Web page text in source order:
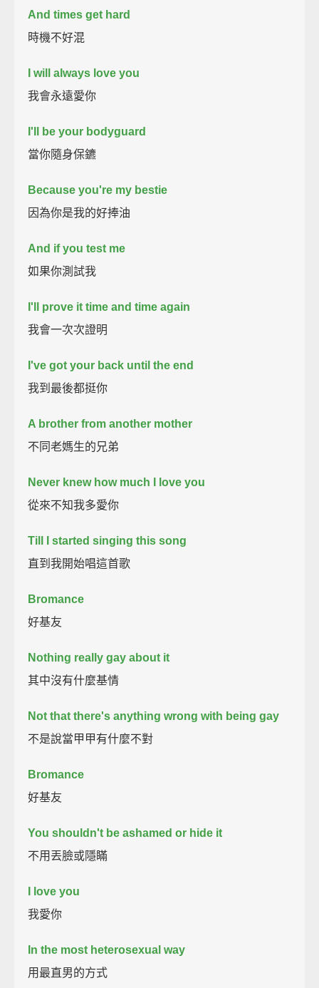
And times get hard
時機不好混
I will always love you
我會永遠愛你
I'll be your bodyguard
當你隨身保鑣
Because you're my bestie
因為你是我的好捧油
And if you test me
如果你測試我
I'll prove it time and time again
我會一次次證明
I've got your back until the end
我到最後都挺你
A brother from another mother
不同老媽生的兄弟
Never knew how much I love you
從來不知我多愛你
Till I started singing this song
直到我開始唱這首歌
Bromance
好基友
Nothing really gay about it
其中沒有什麼基情
Not that there's anything wrong with being gay
不是說當甲甲有什麼不對
Bromance
好基友
You shouldn't be ashamed or hide it
不用丟臉或隱瞞
I love you
我愛你
In the most heterosexual way
用最直男的方式